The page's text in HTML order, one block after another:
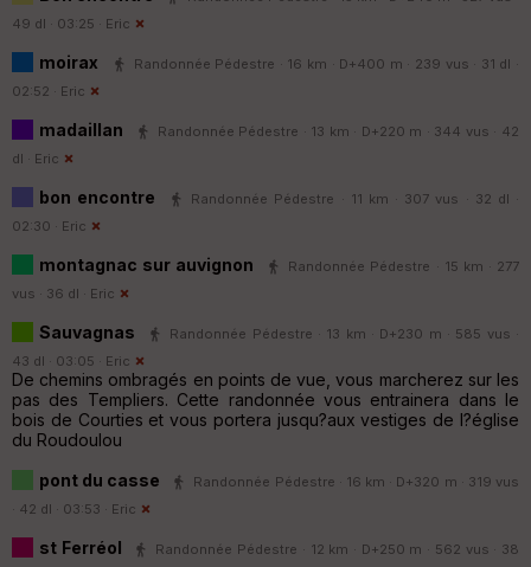
49 dl · 03:25 · Eric
moirax
Randonnée Pédestre · 16 km · D+400 m · 239 vus · 31 dl ·
02:52 · Eric
madaillan
Randonnée Pédestre · 13 km · D+220 m · 344 vus · 42
dl · Eric
bon encontre
Randonnée Pédestre · 11 km · 307 vus · 32 dl ·
02:30 · Eric
montagnac sur auvignon
Randonnée Pédestre · 15 km · 277
vus · 36 dl · Eric
Sauvagnas
Randonnée Pédestre · 13 km · D+230 m · 585 vus ·
43 dl · 03:05 · Eric
De chemins ombragés en points de vue, vous marcherez sur les
pas des Templiers. Cette randonnée vous entrainera dans le
bois de Courties et vous portera jusqu?aux vestiges de l?église
du Roudoulou
pont du casse
Randonnée Pédestre · 16 km · D+320 m · 319 vus
· 42 dl · 03:53 · Eric
st Ferréol
Randonnée Pédestre · 12 km · D+250 m · 562 vus · 38